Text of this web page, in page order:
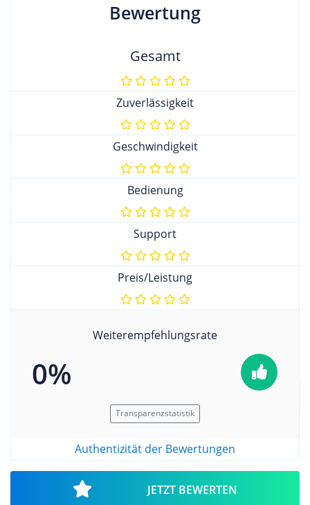
Bewertung
Gesamt
Zuverlässigkeit
Geschwindigkeit
Bedienung
Support
Preis/Leistung
Weiterempfehlungsrate
0%
Transparenzstatistik
Authentizität der Bewertungen
JETZT BEWERTEN